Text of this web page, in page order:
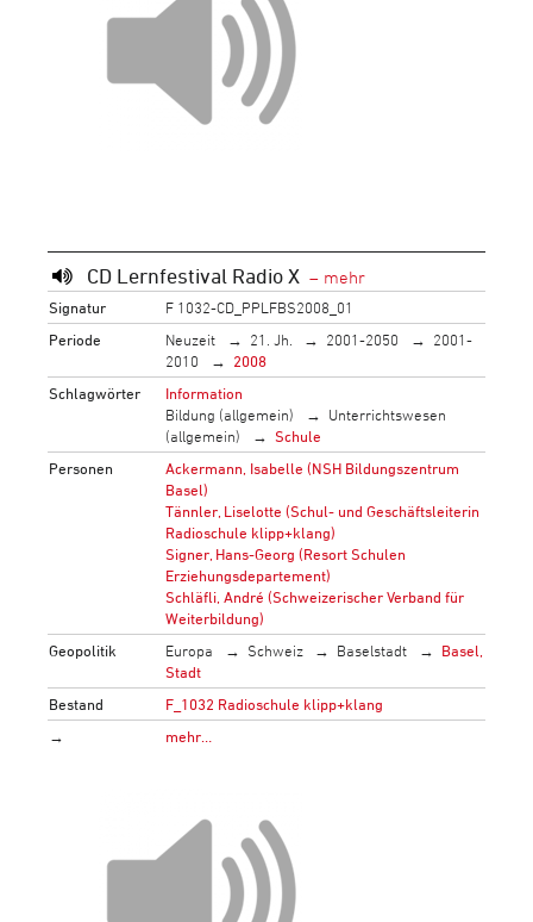
CD Lernfestival Radio X
Signatur
F 1032-CD_PPLFBS2008_01
Periode
Neuzeit 21. Jh. 2001-2050
2001-
2010
2008
Schlagwörter
Information
Bildung (allgemein)
Unterrichtswesen
(allgemein)
Schule
Personen
Ackermann, Isabelle (NSH Bildungszentrum
Basel)
Tännler, Liselotte (Schul- und Geschäftsleiterin
Radioschule klipp+klang)
Signer, Hans-Georg (Resort Schulen
Erziehungsdepartement)
Schläfli, André (Schweizerischer Verband für
Weiterbildung)
Geopolitik
Europa Schweiz Baselstadt
Basel,
Stadt
Bestand
F_1032 Radioschule klipp+klang
→
mehr…